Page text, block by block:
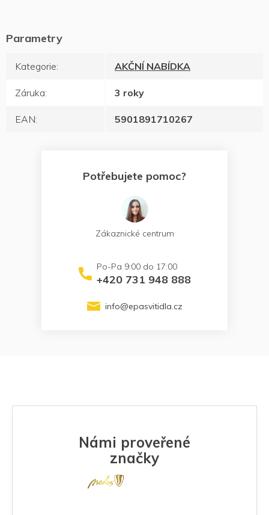
Kategorie: AKČNÍ NABÍDKA
Záruka: 3 roky
EAN: 5901891710267
Potřebujete pomoc?
Zákaznické centrum
+420 731 948 888
info@epasvitidla.cz
Námi proveřené
značky